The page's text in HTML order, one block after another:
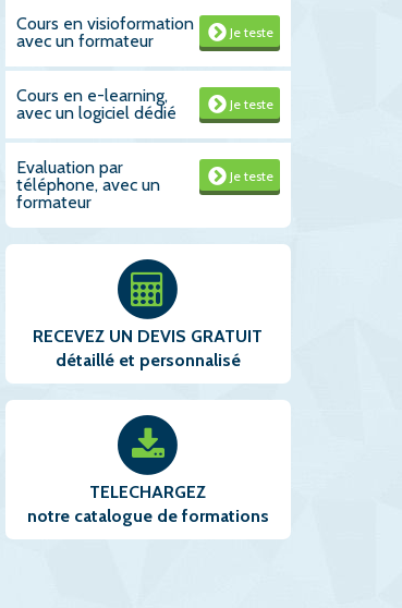
Je teste
Cours en visioformation
avec un formateur
Je teste
Cours en e-learning,
avec un logiciel dédié
Je teste
Evaluation par
téléphone, avec un
formateur
RECEVEZ UN DEVIS GRATUIT
détaillé et personnalisé
TELECHARGEZ
notre catalogue de formations